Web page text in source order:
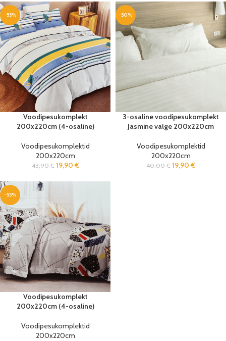
-55%
Voodipesukomplekt
200x220cm (4-osaline)
Voodipesukomplektid
200x220cm
43,90€ 19,90 €
-50%
3-osaline voodipesukomplekt
Jasmine valge 200x220cm
Voodipesukomplektid
200x220cm
40,00€ 19,90 €
-55%
Voodipesukomplekt
200x220cm (4-osaline)
Voodipesukomplektid
200x220cm